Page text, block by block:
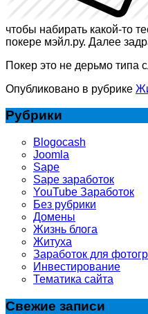
чтобы набирать какой-то
покере мэйл.ру. Далее
Покер это не дерьмо типа
Опубликовано в рубрике
Рубрики
Blogocash
Joomla
Sape
Sape заработок
YouTube Заработок
Без рубрики
Домены
Жизнь блога
Житуха
Заработок для
Инвестирование
Тематика сайта
Свежие записи